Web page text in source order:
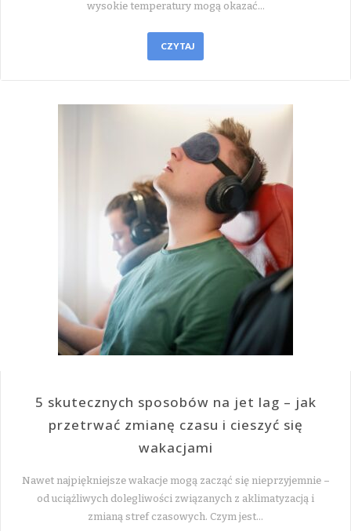
wysokie temperatury mogą okazać…
CZYTAJ
5 skutecznych sposobów na jet lag – jak
przetrwać zmianę czasu i cieszyć się
wakacjami
Nawet najpiękniejsze wakacje mogą zacząć się nieprzyjemnie –
od uciążliwych dolegliwości związanych z aklimatyzacją i
zmianą stref czasowych. Czym jest…